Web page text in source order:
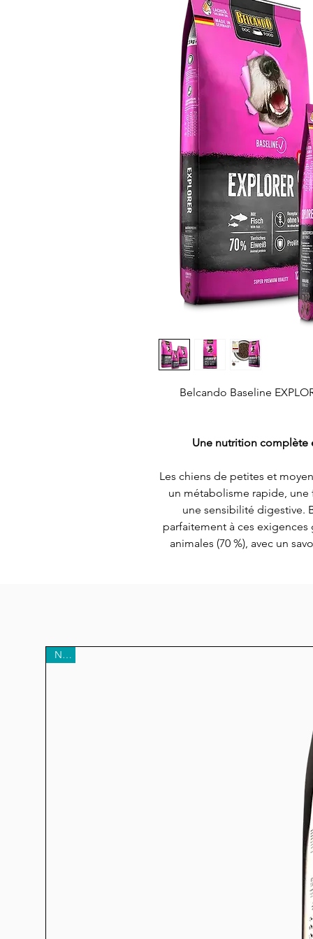
Belcando Baseline
Une nutrition complète
Les chiens de petites et
un métabolisme rapide,
une sensibilité digestive.
parfaitement à ces
animales (70 %), avec un
en protéines digestibles,
Sans céréales,
Belcando Explorer est une
fait un excellent choix pour
sources de glucides
permettent une
une digestion
Les avantages clés
70 % de protéines
Goût poisson
Sans céréales
New